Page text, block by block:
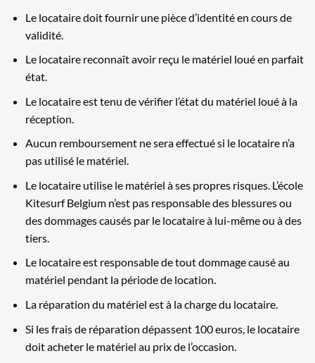
Le locataire doit fournir une pièce d’identité en cours de
validité.
Le locataire reconnaît avoir reçu le matériel loué en parfait
état.
Le locataire est tenu de vérifier l’état du matériel loué à la
réception.
Aucun remboursement ne sera effectué si le locataire n’a
pas utilisé le matériel.
Le locataire utilise le matériel à ses propres risques. L’école
Kitesurf Belgium n’est pas responsable des blessures ou
des dommages causés par le locataire à lui-même ou à des
tiers.
Le locataire est responsable de tout dommage causé au
matériel pendant la période de location.
La réparation du matériel est à la charge du locataire.
Si les frais de réparation dépassent 100 euros, le locataire
doit acheter le matériel au prix de l’occasion.